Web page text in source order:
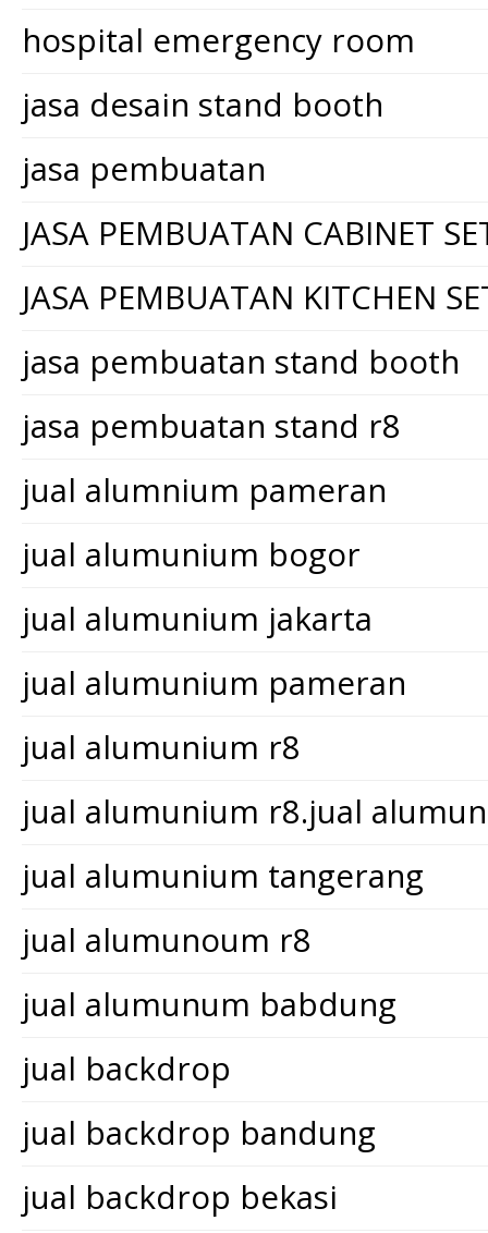
hospital emergency room
jasa desain stand booth
jasa pembuatan
JASA PEMBUATAN CABINET
JASA PEMBUATAN KITCHEN
jasa pembuatan stand booth
jasa pembuatan stand r8
jual alumnium pameran
jual alumunium bogor
jual alumunium jakarta
jual alumunium pameran
jual alumunium r8
jual alumunium r8.jual
jual alumunium tangerang
jual alumunoum r8
jual alumunum babdung
jual backdrop
jual backdrop bandung
jual backdrop bekasi